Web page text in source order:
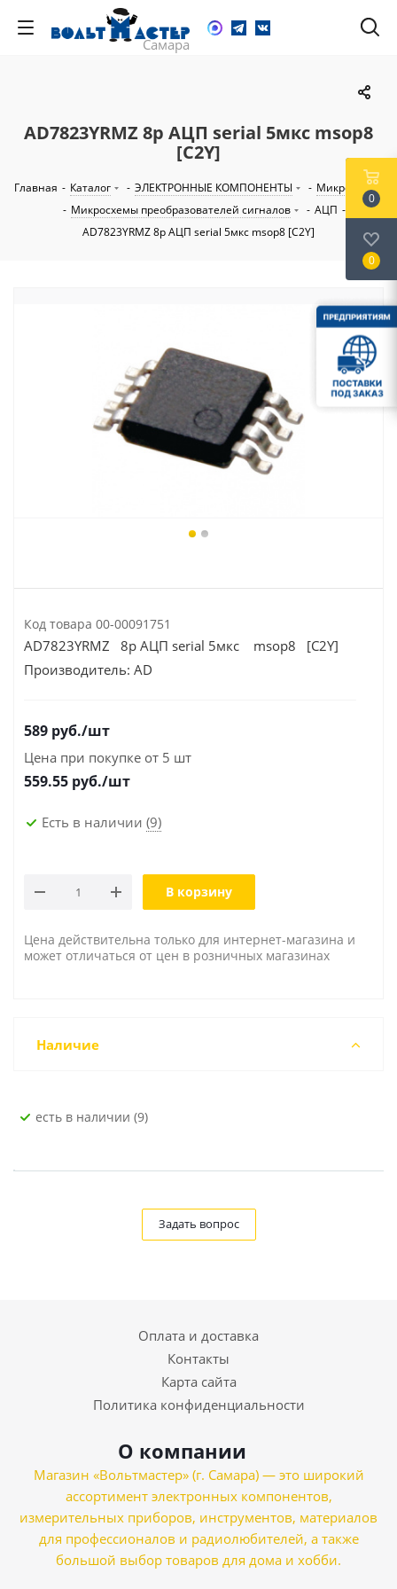
AD7823YRMZ 8р АЦП serial 5мкс msop8
[C2Y]
Главная - Каталог - ЭЛЕКТРОННЫЕ КОМПОНЕНТЫ - Микросхемы
- Микросхемы преобразователей сигналов - АЦП -
AD7823YRMZ 8р АЦП serial 5мкс msop8 [C2Y]
Код товара 00-00091751
AD7823YRMZ 8р АЦП serial 5мкс msop8 [C2Y]
Производитель: AD
589 руб./шт
Цена при покупке от 5 шт
559.55 руб./шт
Есть в наличии (9)
В корзину
Цена действительна только для интернет-магазина и
может отличаться от цен в розничных магазинах
Наличие
Есть в наличии (9)
Задать вопрос
Оплата и доставка
Контакты
Карта сайта
Политика конфиденциальности
О компании
Магазин «Вольтмастер» (г. Самара) — это широкий
ассортимент электронных компонентов,
измерительных приборов, инструментов, материалов
для профессионалов и радиолюбителей, а также
большой выбор товаров для дома и хобби.
0
0